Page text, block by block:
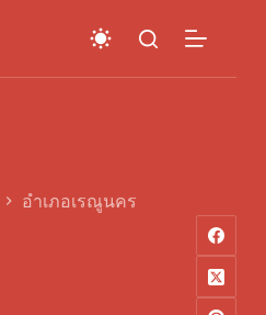
อำเภอเรณูนคร